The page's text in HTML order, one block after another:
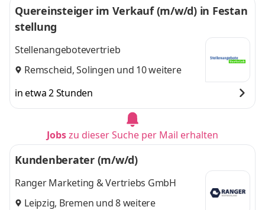
Quereinsteiger im Verkauf (m/w/d) in Festan
stellung
Stellenangebotevertrieb
Remscheid,Solingen und 10 weitere
in etwa 2 Stunden
Jobszu dieser Suche per Mail erhalten
Kundenberater (m/w/d)
Ranger Marketing & Vertriebs GmbH
Leipzig, Bremen und 8 weitere